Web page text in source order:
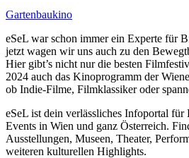
Gartenbaukino
eSeL war schon immer ein Experte für
jetzt wagen wir uns auch zu den
Hier gibt’s nicht nur die besten
2024 auch das Kinoprogramm der
ob Indie-Filme, Filmklassiker oder
eSeL ist dein verlässliches Infoportal
Events in Wien und ganz Österreich.
Ausstellungen, Museen, Theater,
weiteren kulturellen Highlights.